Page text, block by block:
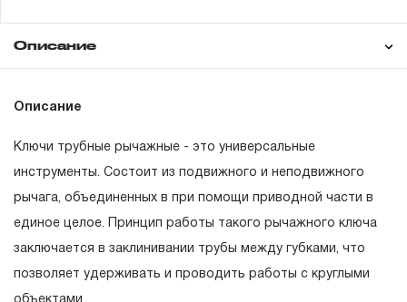
Описание
Описание
Ключи трубные рычажные - это универсальные
инструменты. Состоит из подвижного и неподвижного
рычага, объединенных в при помощи приводной части в
единое целое. Принцип работы такого рычажного ключа
заключается в заклинивании трубы между губками, что
позволяет удерживать и проводить работы с круглыми
Понятие «ПОЖИЗНЕННАЯ ГАРАНТИЯ».
1.1 Понятие «ПОЖИЗНЕННАЯ ГАРАНТИЯ» включает в
себя признание неограниченного срока поддержания
гарантийных обязательств в течение всего периода